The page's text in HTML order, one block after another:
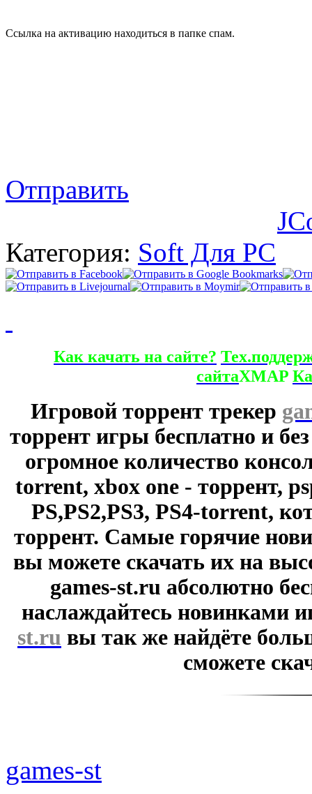
Ссылка на активацию находиться в папке спам.
Отправить
Категория: Soft Для PC
Как качать на сайте?
сайтаXMAP
Игровой торрент трекер
торрент игры бесплатно и
огромное количество
torrent, xbox one - торрент,
PS,PS2,PS3, PS4-torrent,
торрент. Самые горячие
вы можете скачать их на
games-st.ru абсолютно
наслаждайтесь новинками
st.ru вы так же найдёте
сможете
games-st